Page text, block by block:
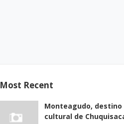
Most Recent
Monteagudo, destino
cultural de